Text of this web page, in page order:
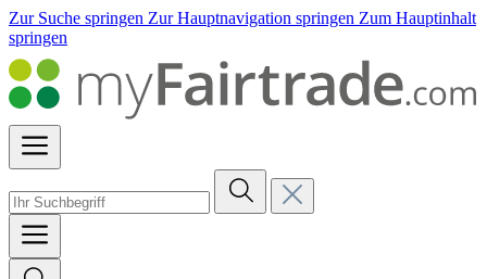
Zur Suche springen Zur Hauptnavigation springen Zum Hauptinhalt
springen